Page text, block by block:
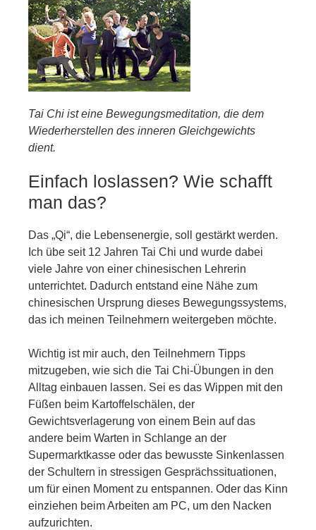
Tai Chi ist eine Bewegungsmeditation, die dem
Wiederherstellen des inneren Gleichgewichts
dient.
Einfach loslassen? Wie schafft
man das?
Das „Qi“, die Lebensenergie, soll gestärkt werden.
Ich übe seit 12 Jahren Tai Chi und wurde dabei
viele Jahre von einer chinesischen Lehrerin
unterrichtet. Dadurch entstand eine Nähe zum
chinesischen Ursprung dieses Bewegungssystems,
das ich meinen Teilnehmern weitergeben möchte.
Wichtig ist mir auch, den Teilnehmern Tipps
mitzugeben, wie sich die Tai Chi-Übungen in den
Alltag einbauen lassen. Sei es das Wippen mit den
Füßen beim Kartoffelschälen, der
Gewichtsverlagerung von einem Bein auf das
andere beim Warten in Schlange an der
Supermarktkasse oder das bewusste Sinkenlassen
der Schultern in stressigen Gesprächssituationen,
um für einen Moment zu entspannen. Oder das Kinn
einziehen beim Arbeiten am PC, um den Nacken
aufzurichten.